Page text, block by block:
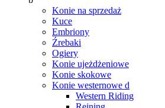
Konie na sprzedaż
Kuce
Embriony
Źrebaki
Ogiery
Konie ujeżdżeniowe
Konie skokowe
Konie westernowe d
Western Riding